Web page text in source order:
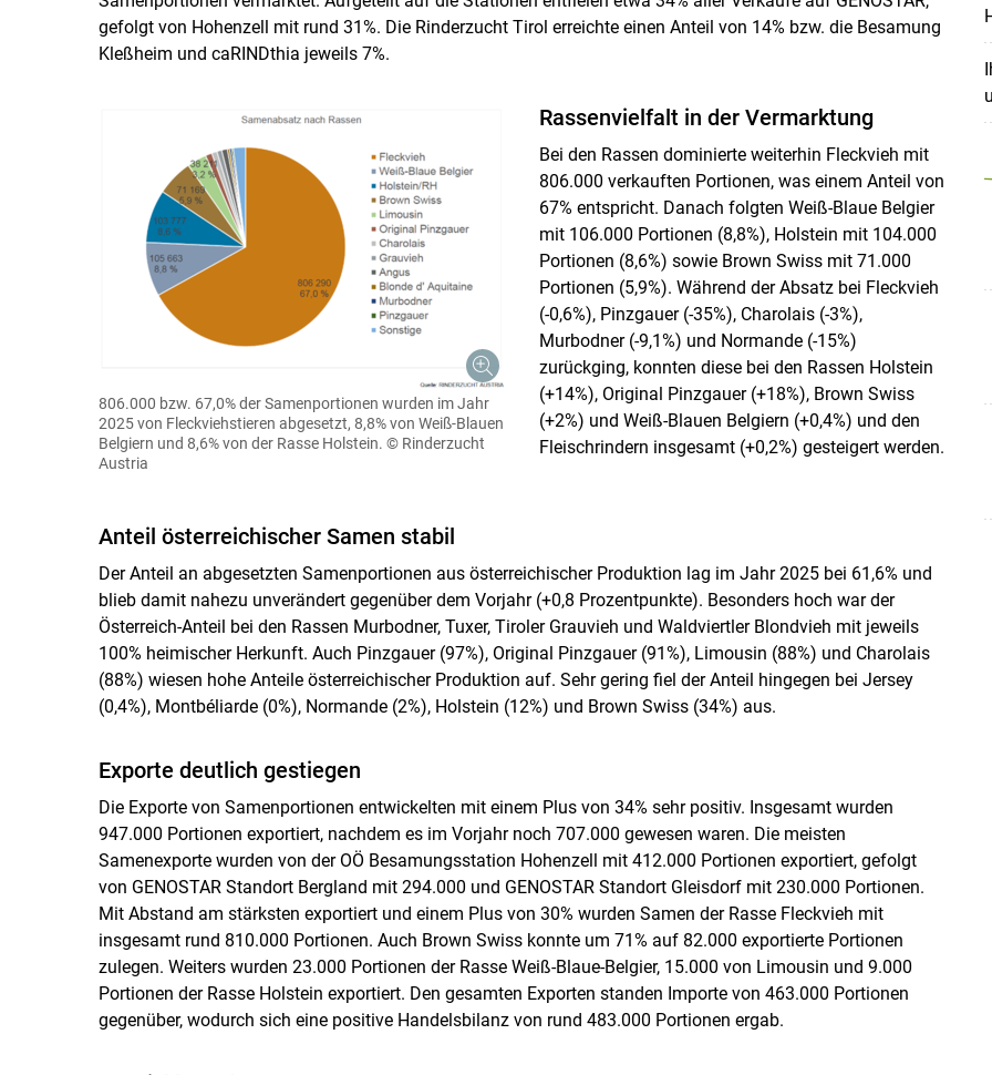
gefolgt von Hohenzell mit rund 31%. Die Rinderzucht Tirol erreichte einen Anteil von 14% bzw. die Besamung
Kleßheim und caRINDthia jeweils 7%.
806.000 bzw. 67,0% der Samenportionen wurden im Jahr
2025 von Fleckviehstieren abgesetzt, 8,8% von Weiß-Blauen
Belgiern und 8,6% von der Rasse Holstein. © Rinderzucht
Austria
Rassenvielfalt in der Vermarktung
Bei den Rassen dominierte weiterhin Fleckvieh mit
806.000 verkauften Portionen, was einem Anteil von
67% entspricht. Danach folgten Weiß-Blaue Belgier
mit 106.000 Portionen (8,8%), Holstein mit 104.000
Portionen (8,6%) sowie Brown Swiss mit 71.000
Portionen (5,9%). Während der Absatz bei Fleckvieh
(-0,6%), Pinzgauer (-35%), Charolais (-3%),
Murbodner (-9,1%) und Normande (-15%)
zurückging, konnten diese bei den Rassen Holstein
(+14%), Original Pinzgauer (+18%), Brown Swiss
(+2%) und Weiß-Blauen Belgiern (+0,4%) und den
Fleischrindern insgesamt (+0,2%) gesteigert werden.
Anteil österreichischer Samen stabil
Der Anteil an abgesetzten Samenportionen aus österreichischer Produktion lag im Jahr 2025 bei 61,6% und
blieb damit nahezu unverändert gegenüber dem Vorjahr (+0,8 Prozentpunkte). Besonders hoch war der
Österreich-Anteil bei den Rassen Murbodner, Tuxer, Tiroler Grauvieh und Waldviertler Blondvieh mit jeweils
100% heimischer Herkunft. Auch Pinzgauer (97%), Original Pinzgauer (91%), Limousin (88%) und Charolais
(88%) wiesen hohe Anteile österreichischer Produktion auf. Sehr gering fiel der Anteil hingegen bei Jersey
(0,4%), Montbéliarde (0%), Normande (2%), Holstein (12%) und Brown Swiss (34%) aus.
Exporte deutlich gestiegen
Die Exporte von Samenportionen entwickelten mit einem Plus von 34% sehr positiv. Insgesamt wurden
947.000 Portionen exportiert, nachdem es im Vorjahr noch 707.000 gewesen waren. Die meisten
Samenexporte wurden von der OÖ Besamungsstation Hohenzell mit 412.000 Portionen exportiert, gefolgt
von GENOSTAR Standort Bergland mit 294.000 und GENOSTAR Standort Gleisdorf mit 230.000 Portionen.
Mit Abstand am stärksten exportiert und einem Plus von 30% wurden Samen der Rasse Fleckvieh mit
insgesamt rund 810.000 Portionen. Auch Brown Swiss konnte um 71% auf 82.000 exportierte Portionen
zulegen. Weiters wurden 23.000 Portionen der Rasse Weiß-Blaue-Belgier, 15.000 von Limousin und 9.000
Portionen der Rasse Holstein exportiert. Den gesamten Exporten standen Importe von 463.000 Portionen
gegenüber, wodurch sich eine positive Handelsbilanz von rund 483.000 Portionen ergab.